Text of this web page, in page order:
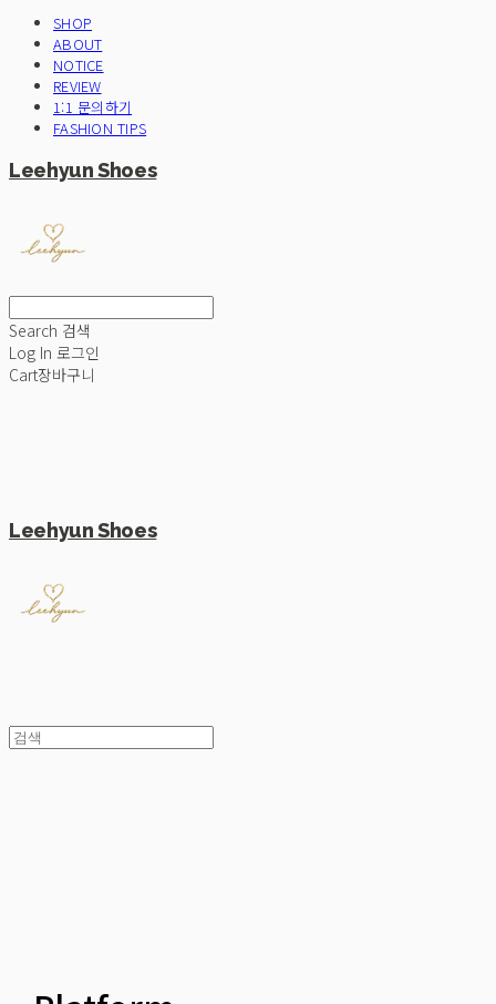
SHOP
ABOUT
NOTICE
REVIEW
1:1 문의하기
FASHION TIPS
Leehyun Shoes
Search 검색
Log In 로그인
Cart장바구니
Leehyun Shoes